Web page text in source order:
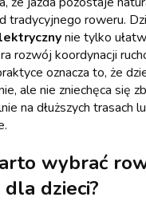
tradycyjnego roweru.
nie tylko
rozwój koordynacji
oznacza to, że
ale nie zniechęca się
na dłuższych trasach
wybrać
dzieci?